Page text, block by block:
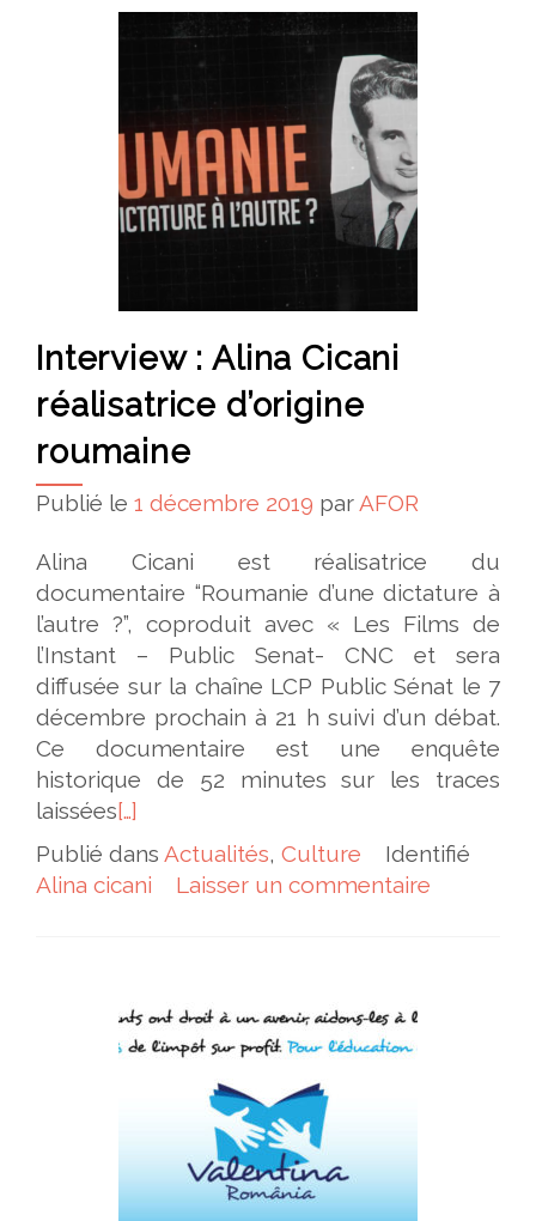
Interview : Alina Cicani
réalisatrice d’origine
roumaine
Publié le 1 décembre 2019 par AFOR
Alina Cicani est réalisatrice du
documentaire “Roumanie d’une dictature à
l’autre ?”, coproduit avec « Les Films de
l’Instant – Public Senat- CNC et sera
diffusée sur la chaîne LCP Public Sénat le 7
décembre prochain à 21 h suivi d’un débat.
Ce documentaire est une enquête
historique de 52 minutes sur les traces
laissées[…]
Publié dans Actualités, Culture
Identifié
Alina cicani
Laisser un commentaire